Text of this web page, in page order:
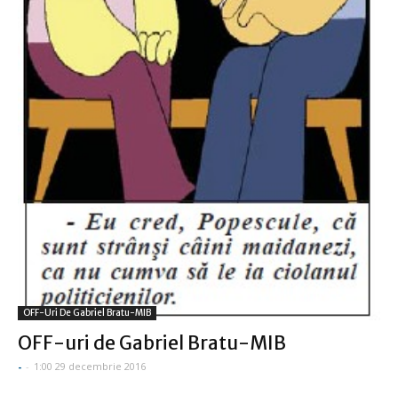
OFF-Uri De Gabriel Bratu-MIB
OFF-uri de Gabriel Bratu-MIB
- - 1:00 29 decembrie 2016